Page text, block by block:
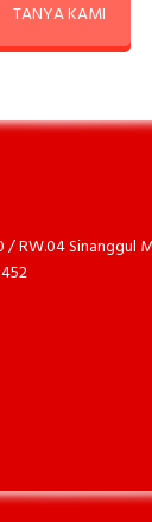
TANYA KAMI
/ RW.04 Sinanggul